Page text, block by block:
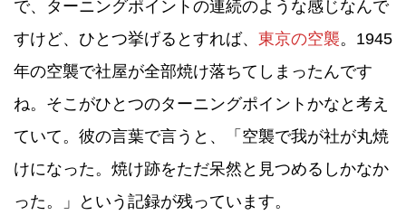
で、ターニングポイントの連続のような感じなんで
すけど、ひとつ挙げるとすれば、 東京の空襲。1945
年の空襲で社屋が全部焼け落ちてしまったんです
ね。そこがひとつのターニングポイントかなと考え
ていて。彼の言葉で言うと、「空襲で我が社が丸焼
けになった。焼け跡をただ呆然と見つめるしかなか
った。」という記録が残っています。